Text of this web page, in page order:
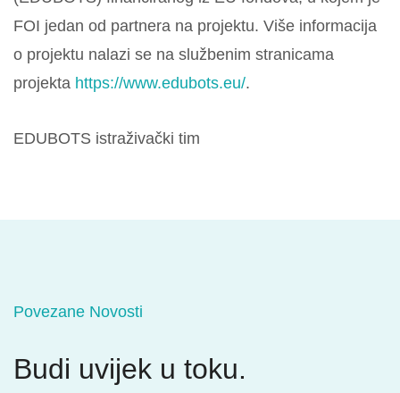
FOI jedan od partnera na projektu. Više informacija
o projektu nalazi se na službenim stranicama
projekta https://www.edubots.eu/.
EDUBOTS istraživački tim
Povezane Novosti
Budi uvijek u toku.